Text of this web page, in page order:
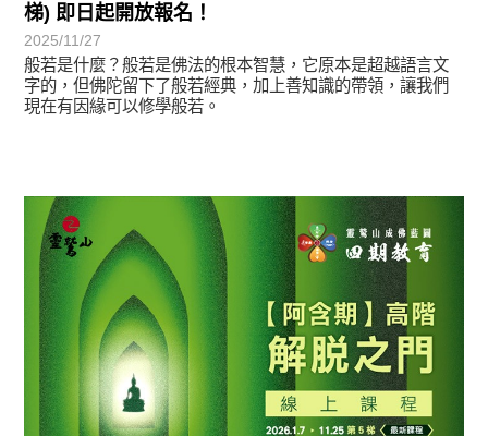
梯) 即日起開放報名！
2025/11/27
般若是什麼？般若是佛法的根本智慧，它原本是超越語言文
字的，但佛陀留下了般若經典，加上善知識的帶領，讓我們
現在有因緣可以修學般若。
最新消息